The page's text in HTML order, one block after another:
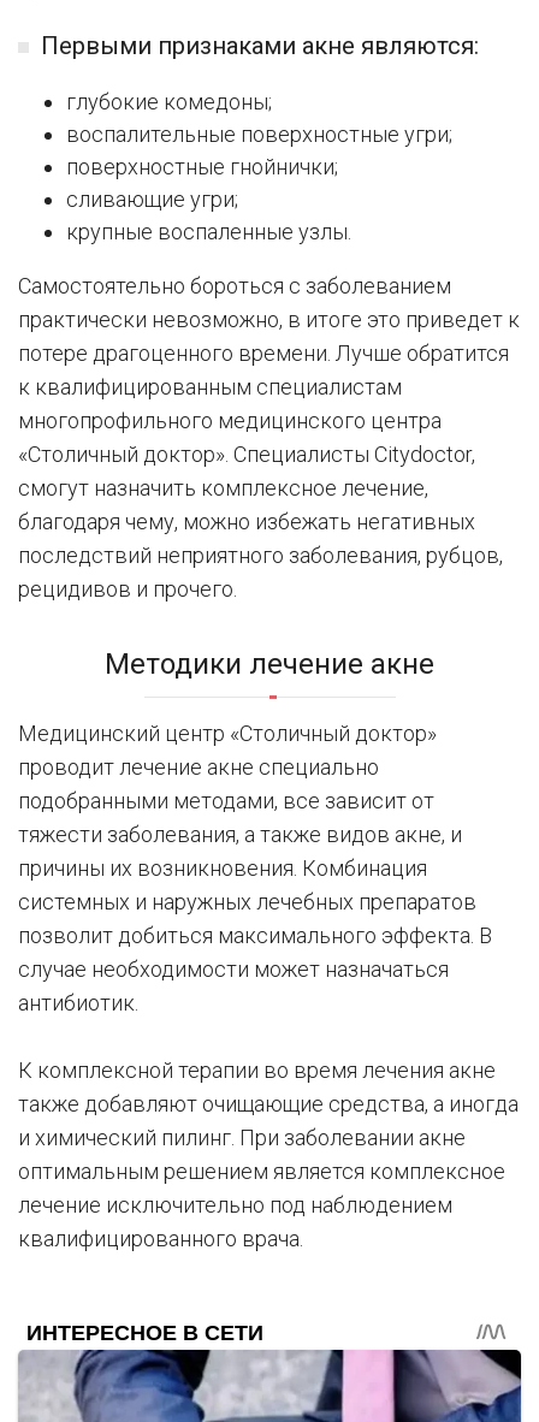
Первыми признаками акне являются:
глубокие комедоны;
воспалительные поверхностные угри;
поверхностные гнойнички;
сливающие угри;
крупные воспаленные узлы.
Самостоятельно бороться с заболеванием
практически невозможно, в итоге это приведет к
потере драгоценного времени. Лучше обратится
к квалифицированным специалистам
многопрофильного медицинского центра
«Столичный доктор». Специалисты Citydoctor,
смогут назначить комплексное лечение,
благодаря чему, можно избежать негативных
последствий неприятного заболевания, рубцов,
рецидивов и прочего.
Методики лечение акне
Медицинский центр «Столичный доктор»
проводит лечение акне специально
подобранными методами, все зависит от
тяжести заболевания, а также видов акне, и
причины их возникновения. Комбинация
системных и наружных лечебных препаратов
позволит добиться максимального эффекта. В
случае необходимости может назначаться
антибиотик.
К комплексной терапии во время лечения акне
также добавляют очищающие средства, а иногда
и химический пилинг. При заболевании акне
оптимальным решением является комплексное
лечение исключительно под наблюдением
квалифицированного врача.